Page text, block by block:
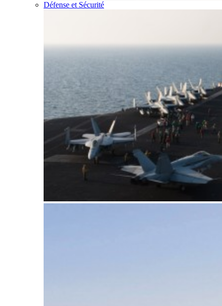
Défense et Sécurité